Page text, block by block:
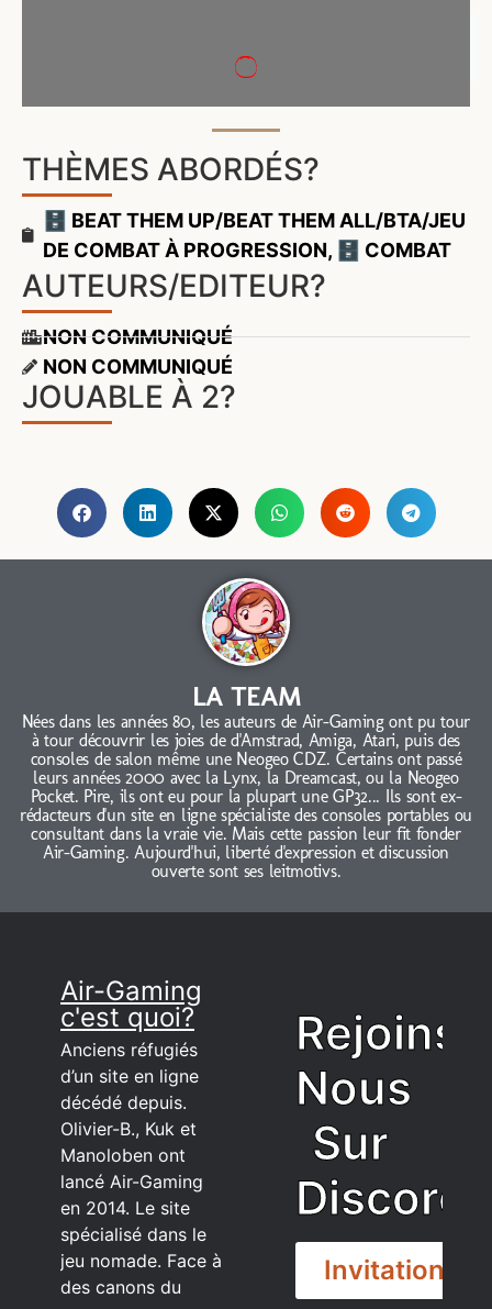
THÈMES ABORDÉS?
🗄️ BEAT THEM UP/BEAT THEM ALL/BTA/JEU
DE COMBAT À PROGRESSION, 🗄️ COMBAT
AUTEURS/EDITEUR?
NON COMMUNIQUÉ
NON COMMUNIQUÉ
JOUABLE À 2?
LA TEAM
Nées dans les années 80, les auteurs de Air-Gaming ont pu tour
à tour découvrir les joies de d'Amstrad, Amiga, Atari, puis des
consoles de salon même une Neogeo CDZ. Certains ont passé
leurs années 2000 avec la Lynx, la Dreamcast, ou la Neogeo
Pocket. Pire, ils ont eu pour la plupart une GP32... Ils sont ex-
rédacteurs d'un site en ligne spécialiste des consoles portables ou
consultant dans la vraie vie. Mais cette passion leur fit fonder
Air-Gaming. Aujourd'hui, liberté d'expression et discussion
ouverte sont ses leitmotivs.
Air-Gaming
c'est quoi?
Anciens réfugiés
d’un site en ligne
décédé depuis.
Olivier-B., Kuk et
Manoloben ont
lancé Air-Gaming
en 2014. Le site
spécialisé dans le
jeu nomade. Face à
des canons du
Rejoins
Nous
Sur
Discord
Invitation